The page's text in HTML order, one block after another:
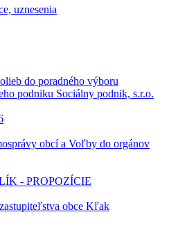
uznesenia
do poradného výboru
podniku Sociálny podnik, s.r.o.
obcí a Voľby do orgánov
- PROPOZÍCIE
obce Kľak